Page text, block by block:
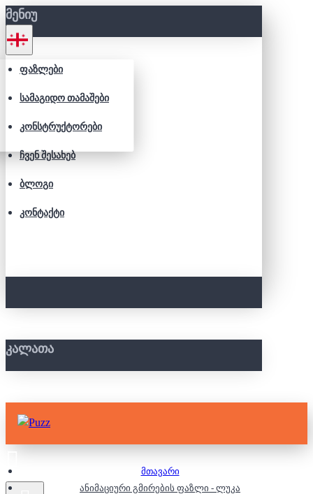
ᲛᲔᲜᲘᲣ
ᲤᲐᲖᲚᲔᲑᲘ
ᲡᲐᲛᲐᲒᲘᲓᲝ ᲗᲐᲛᲐᲨᲔᲑᲘ
ᲙᲝᲜᲡᲢᲠᲣᲥᲢᲝᲠᲔᲑᲘ
ᲩᲕᲔᲜ ᲨᲔᲡᲐᲮᲔᲑ
ᲑᲚᲝᲒᲘ
ᲙᲝᲜᲢᲐᲥᲢᲘ
ᲙᲐᲚᲐᲗᲐ
მთავარი
ანიმაციური გმირების ფაზლი - ლუკა